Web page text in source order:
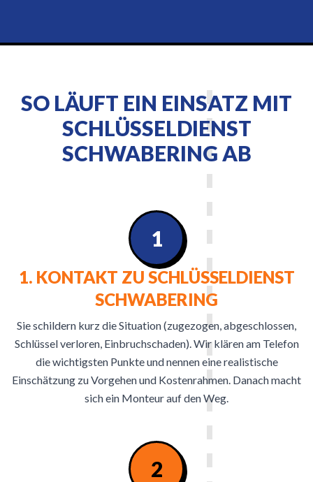
SO LÄUFT EIN EINSATZ MIT
SCHLÜSSELDIENST
SCHWABERING AB
1. KONTAKT ZU SCHLÜSSELDIENST
SCHWABERING
Sie schildern kurz die Situation (zugezogen, abgeschlossen,
Schlüssel verloren, Einbruchschaden). Wir klären am Telefon
die wichtigsten Punkte und nennen eine realistische
Einschätzung zu Vorgehen und Kostenrahmen. Danach macht
sich ein Monteur auf den Weg.
1
2